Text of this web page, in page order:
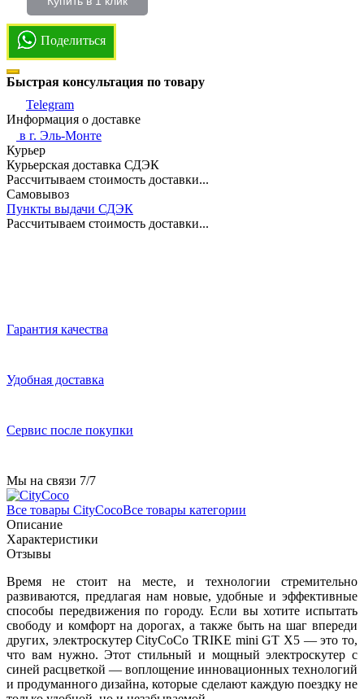
Поделиться
Быстрая консультация по товару
Telegram
Информация о доставке
в г. Эль-Монте
Курьер
Курьерская доставка СДЭК
Рассчитываем стоимость доставки...
Самовывоз
Пункты выдачи СДЭК
Рассчитываем стоимость доставки...
Гарантия качества
Удобная доставка
Сервис после покупки
Мы на связи 7/7
Все товары CityCocoВсе товары категории
Описание
Характеристики
Отзывы
Время не стоит на месте, и технологии стремительно
развиваются, предлагая нам новые, удобные и эффективные
способы передвижения по городу. Если вы хотите испытать
свободу и комфорт на дорогах, а также быть на шаг впереди
других, электроскутер CityCoCo TRIKE mini GT X5 — это то,
что вам нужно. Этот стильный и мощный электроскутер с
синей расцветкой — воплощение инновационных технологий
и продуманного дизайна, которые сделают каждую поездку не